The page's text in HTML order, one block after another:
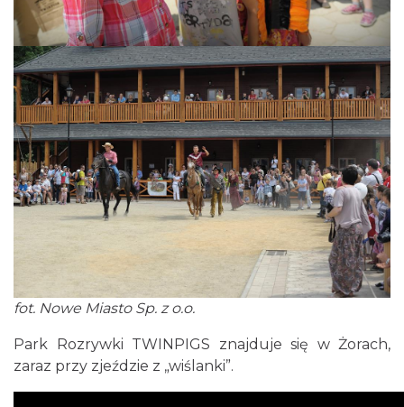
fot. Nowe Miasto Sp. z o.o.
Park Rozrywki TWINPIGS znajduje się w Żorach,
zaraz przy zjeździe z „wiślanki”.